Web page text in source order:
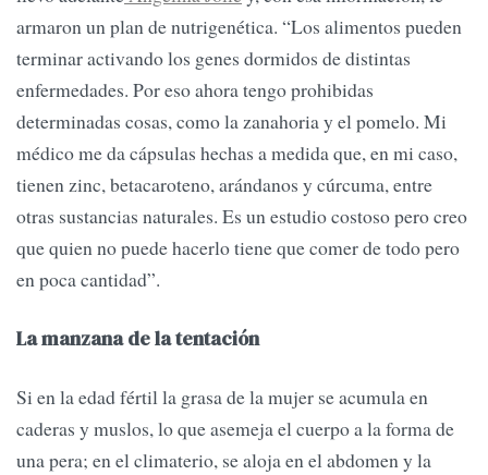
armaron un plan de nutrigenética. “Los alimentos pueden
terminar activando los genes dormidos de distintas
enfermedades. Por eso ahora tengo prohibidas
determinadas cosas, como la zanahoria y el pomelo. Mi
médico me da cápsulas hechas a medida que, en mi caso,
tienen zinc, betacaroteno, arándanos y cúrcuma, entre
otras sustancias naturales. Es un estudio costoso pero creo
que quien no puede hacerlo tiene que comer de todo pero
en poca cantidad”.
La manzana de la tentación
Si en la edad fértil la grasa de la mujer se acumula en
caderas y muslos, lo que asemeja el cuerpo a la forma de
una pera; en el climaterio, se aloja en el abdomen y la